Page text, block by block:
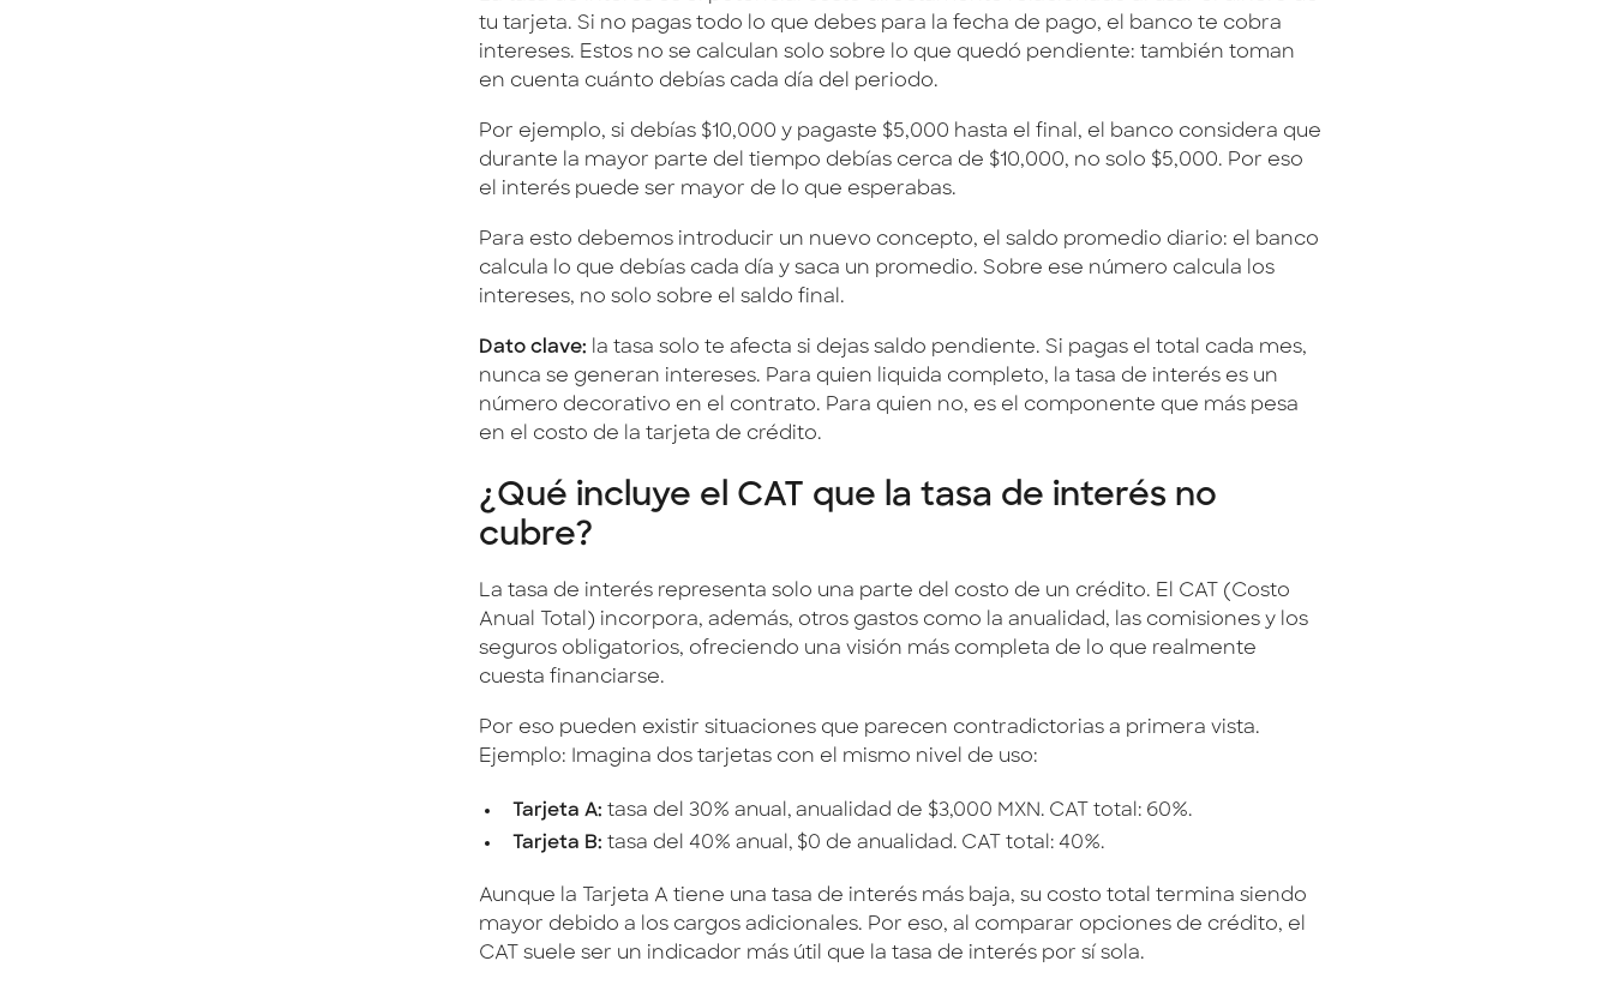
tu tarjeta. Si no pagas todo lo que debes para la fecha de pago, el banco te cobra
intereses. Estos no se calculan solo sobre lo que quedó pendiente: también toman
en cuenta cuánto debías cada día del periodo.
Por ejemplo, si debías $10,000 y pagaste $5,000 hasta el final, el banco considera que
durante la mayor parte del tiempo debías cerca de $10,000, no solo $5,000. Por eso
el interés puede ser mayor de lo que esperabas.
Para esto debemos introducir un nuevo concepto, el saldo promedio diario: el banco
calcula lo que debías cada día y saca un promedio. Sobre ese número calcula los
intereses, no solo sobre el saldo final.
Dato clave: la tasa solo te afecta si dejas saldo pendiente. Si pagas el total cada mes,
nunca se generan intereses. Para quien liquida completo, la tasa de interés es un
número decorativo en el contrato. Para quien no, es el componente que más pesa
en el costo de la tarjeta de crédito.
¿Qué incluye el CAT que la tasa de interés no
cubre?
La tasa de interés representa solo una parte del costo de un crédito. El CAT (Costo
Anual Total) incorpora, además, otros gastos como la anualidad, las comisiones y los
seguros obligatorios, ofreciendo una visión más completa de lo que realmente
cuesta financiarse.
Por eso pueden existir situaciones que parecen contradictorias a primera vista.
Ejemplo: Imagina dos tarjetas con el mismo nivel de uso:
Tarjeta A: tasa del 30% anual, anualidad de $3,000 MXN. CAT total: 60%.
Tarjeta B: tasa del 40% anual, $0 de anualidad. CAT total: 40%.
Aunque la Tarjeta A tiene una tasa de interés más baja, su costo total termina siendo
mayor debido a los cargos adicionales. Por eso, al comparar opciones de crédito, el
CAT suele ser un indicador más útil que la tasa de interés por sí sola.